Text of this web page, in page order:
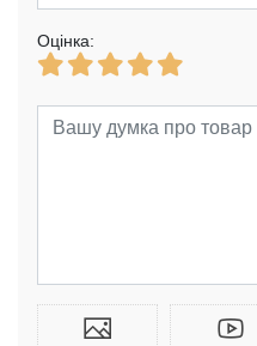
Оцінка: